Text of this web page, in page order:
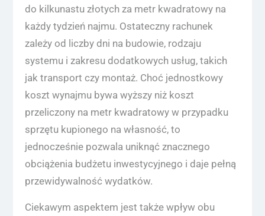
do kilkunastu złotych za metr kwadratowy na
każdy tydzień najmu. Ostateczny rachunek
zależy od liczby dni na budowie, rodzaju
systemu i zakresu dodatkowych usług, takich
jak transport czy montaż. Choć jednostkowy
koszt wynajmu bywa wyższy niż koszt
przeliczony na metr kwadratowy w przypadku
sprzętu kupionego na własność, to
jednocześnie pozwala uniknąć znacznego
obciążenia budżetu inwestycyjnego i daje pełną
przewidywalność wydatków.
Ciekawym aspektem jest także wpływ obu